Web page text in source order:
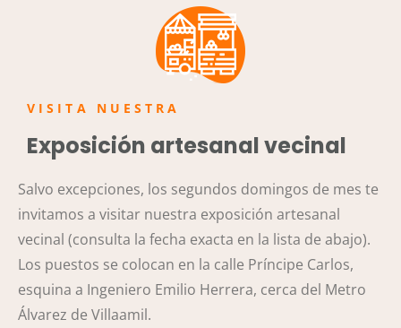
VISITA NUESTRA
Exposición artesanal vecinal
Salvo excepciones, los segundos domingos de mes te
invitamos a visitar nuestra exposición artesanal
vecinal (consulta la fecha exacta en la lista de abajo).
Los puestos se colocan en la calle Príncipe Carlos,
esquina a Ingeniero Emilio Herrera, cerca del Metro
Álvarez de Villaamil.